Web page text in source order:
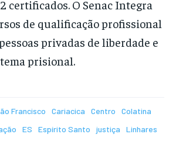
certificados. O Senac Integra
de qualificação profissional
privadas de liberdade e
prisional.
Francisco Cariacica Centro
Colatina
ES Espírito Santo justiça
Linhares